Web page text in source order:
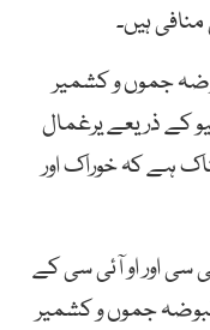
ہیں۔
جموں و کشمیر
کے ذریعے یرغمال
ہے کہ خوراک اور
سی اور او آئی سی کے
جموں و کشمیر